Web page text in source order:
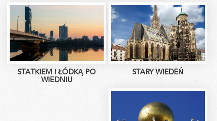
STATKIEM I ŁÓDKĄ PO
WIEDNIU
STARY WIEDEŃ